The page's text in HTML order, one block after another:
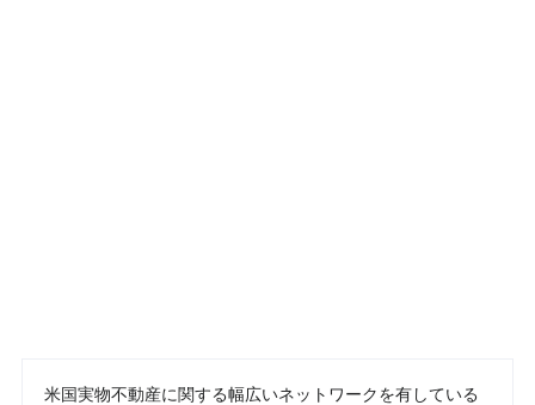
米国実物不動産に関する幅広いネットワークを有している